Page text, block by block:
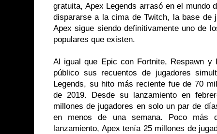
gratuita, Apex Legends arrasó en el mundo
dispararse a la cima de Twitch, la base de
Apex sigue siendo definitivamente uno de
populares que existen.
Al igual que Epic con Fortnite, Respawn y
público sus recuentos de jugadores
Legends, su hito más reciente fue de 70
de 2019. Desde su lanzamiento en
millones de jugadores en solo un par de
en menos de una semana. Poco más
lanzamiento, Apex tenía 25 millones de